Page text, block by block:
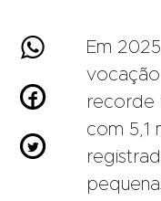



Em
recorde
com 5,1